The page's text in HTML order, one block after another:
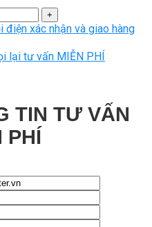
điện xác nhận và giao hàng
lại tư vấn MIỄN PHÍ
TIN TƯ VẤN
PHÍ